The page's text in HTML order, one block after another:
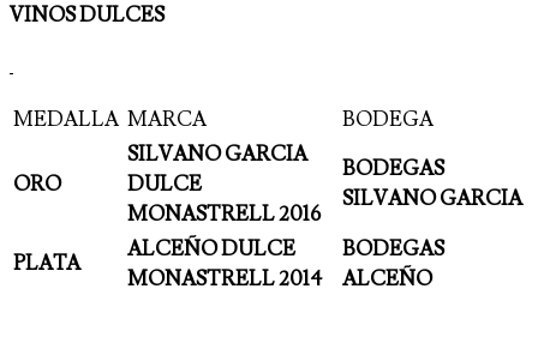
VINOS DULCES
MEDALLA MARCA BODEGA
ORO
SILVANO GARCIA
DULCE
MONASTRELL 2016
BODEGAS
SILVANO GARCIA
PLATA
ALCEÑO DULCE
MONASTRELL 2014
BODEGAS
ALCEÑO